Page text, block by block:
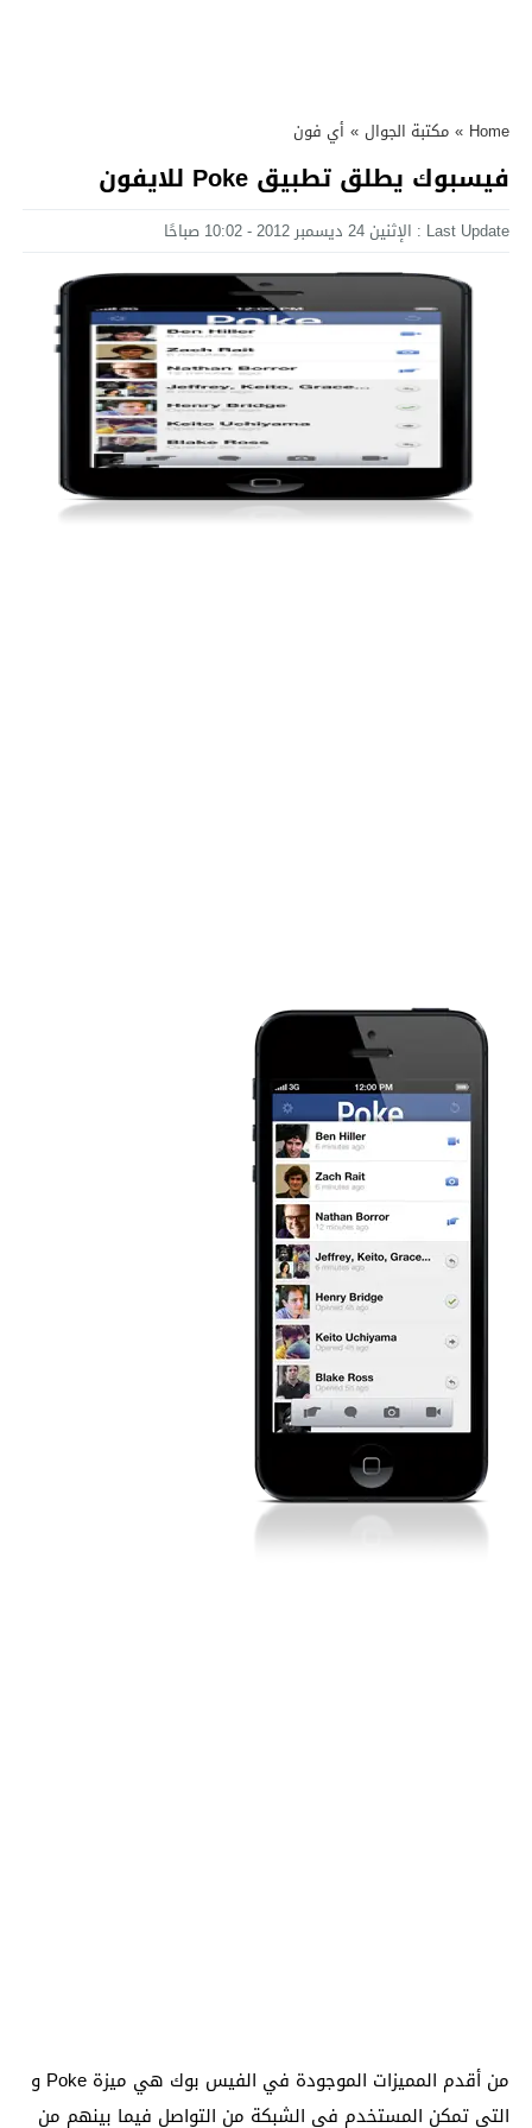
Home
» مكتبة الجوال » أي فون
فيسبوك يطلق تطبيق Poke للايفون
Last Update : الإثنين 24 ديسمبر 2012 - 10:02 صباحًا
من أقدم المميزات الموجودة في الفيس بوك هي ميزة Poke و
التي تمكن المستخدم في الشبكة من التواصل فيما بينهم من